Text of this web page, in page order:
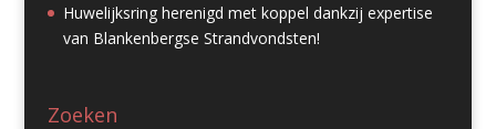
Huwelijksring herenigd met koppel dankzij expertise
van Blankenbergse Strandvondsten!
Zoeken